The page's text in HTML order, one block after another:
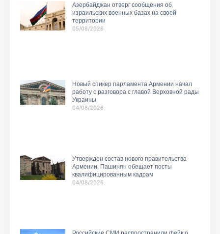
Азербайджан отверг сообщения об
израильских военных базах на своей
территории
05/08/2026
Новый спикер парламента Армении начал
работу с разговора с главой Верховной рады
Украины
04/08/2026
Утвержден состав нового правительства
Армении, Пашинян обещает посты
квалифицированным кадрам
04/08/2026